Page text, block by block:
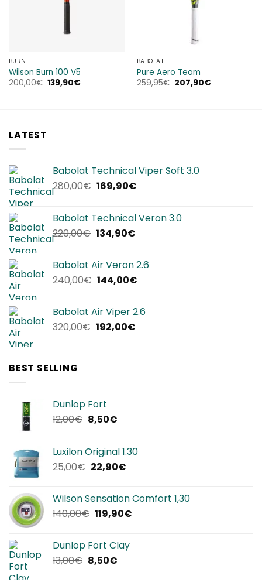
BURN
Wilson Burn 100 V5
200,00€ Il
prezzo
139,90€Il
BABOLAT
Pure Aero Team
259,95€ Il
prezzo
207,90€Il
LATEST
Babolat Technical Viper Soft 3.0
280,00€ Il
era:
280,00€.
169,90€Il
è:
Babolat Technical Veron 3.0
220,00€ Il
era:
220,00€.
134,90€Il
è:
134,90€.
Babolat Air Veron 2.6
240,00€ Il
era:
240,00€.
144,00€Il
è:
Babolat Air Viper 2.6
320,00€ Il
192,00€Il
BEST SELLING
Dunlop Fort
12,00€ Il
era:
12,00€.
8,50€Il
è:
8,50€.
Luxilon Original 1.30
25,00€ Il
era:
25,00€.
22,90€Il
è:
22,90€.
Wilson Sensation Comfort 1,30
140,00€ Il
era:
140,00€.
119,90€Il
Dunlop Fort Clay
13,00€ Il
8,50€Il